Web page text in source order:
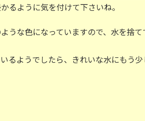
るように気を付けて下さいね。
うな色になっていますので、水を捨
るようでしたら、きれいな水にもう